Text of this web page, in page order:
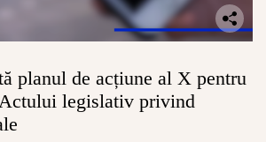
planul de acțiune al X pentru
legislativ privind